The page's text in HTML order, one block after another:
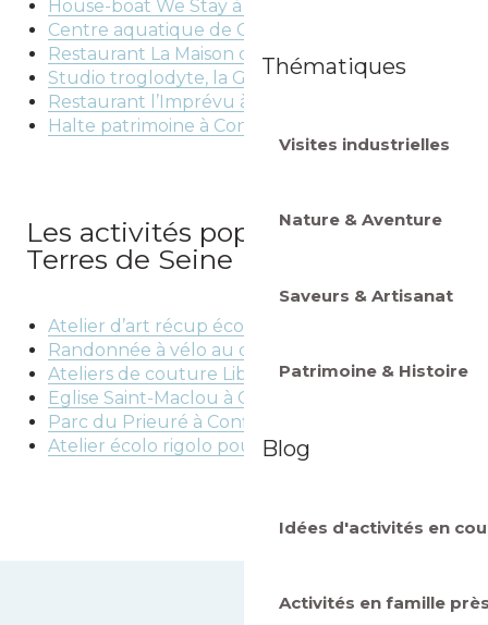
Thématiques
Visites industrielles
Nature & Aventure
Saveurs & Artisanat
Patrimoine & Histoire
Blog
Idées d'activités en
Activités en famille
Saveurs & Artisanat
Nature & Aventure
Visites industrielles
Activités pour les ados
Activités en famille
Que faire quand il pleut ?
Les incontournables de Terres